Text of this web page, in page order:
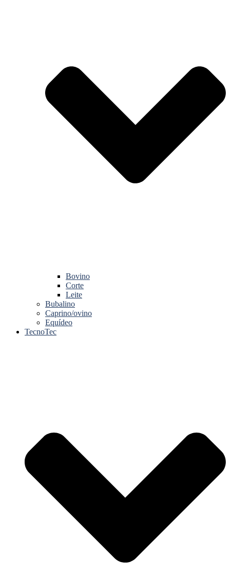
Bovino
Corte
Leite
Bubalino
Caprino/ovino
Equídeo
TecnoTec